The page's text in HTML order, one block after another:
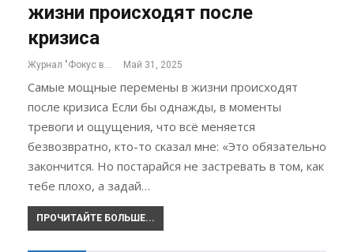
жизни происходят после
кризиса
Журнал "Фокус внимания" Май 31, 2025
Самые мощные перемены в жизни происходят
после кризиса Если бы однажды, в моменты
тревоги и ощущения, что всё меняется
безвозвратно, кто-то сказал мне: «Это обязательно
закончится. Но постарайся не застревать в том, как
тебе плохо, а задай…
ПРОЧИТАЙТЕ БОЛЬШЕ...